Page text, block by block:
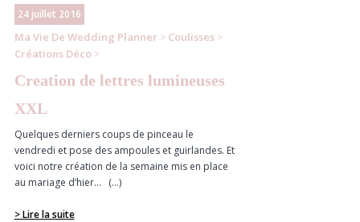
24 juillet 2016
Ma Vie De Wedding Planner > Coulisses>
Créations Déco>
Creation de lettres lumineuses
XXL
Quelques derniers coups de pinceau le
vendredi et pose des ampoules et guirlandes. Et
voici notre création de la semaine mis en place
au mariage d’hier… (...)
> Lire la suite